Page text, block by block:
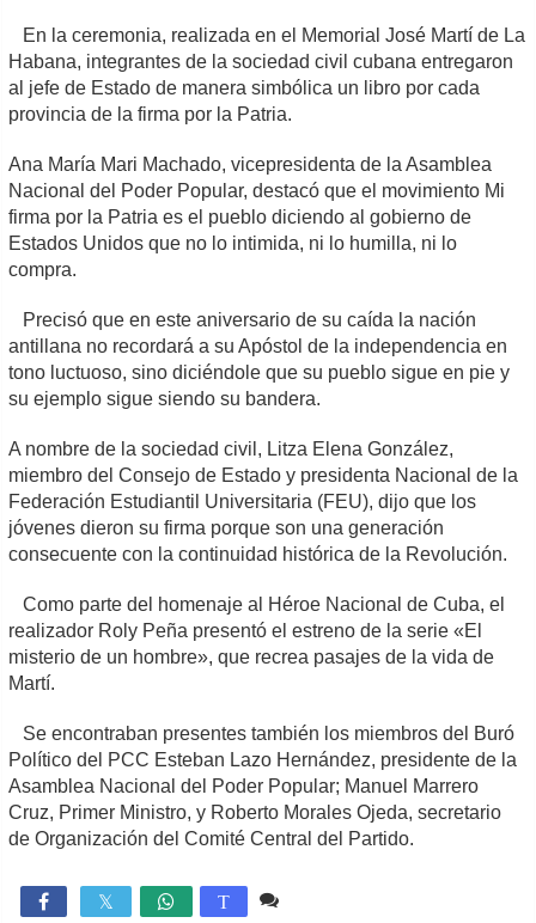
En la ceremonia, realizada en el Memorial José Martí de La
Habana, integrantes de la sociedad civil cubana entregaron
al jefe de Estado de manera simbólica un libro por cada
provincia de la firma por la Patria.
Ana María Mari Machado, vicepresidenta de la Asamblea
Nacional del Poder Popular, destacó que el movimiento Mi
firma por la Patria es el pueblo diciendo al gobierno de
Estados Unidos que no lo intimida, ni lo humilla, ni lo
compra.
Precisó que en este aniversario de su caída la nación
antillana no recordará a su Apóstol de la independencia en
tono luctuoso, sino diciéndole que su pueblo sigue en pie y
su ejemplo sigue siendo su bandera.
A nombre de la sociedad civil, Litza Elena González,
miembro del Consejo de Estado y presidenta Nacional de la
Federación Estudiantil Universitaria (FEU), dijo que los
jóvenes dieron su firma porque son una generación
consecuente con la continuidad histórica de la Revolución.
Como parte del homenaje al Héroe Nacional de Cuba, el
realizador Roly Peña presentó el estreno de la serie «El
misterio de un hombre», que recrea pasajes de la vida de
Martí.
Se encontraban presentes también los miembros del Buró
Político del PCC Esteban Lazo Hernández, presidente de la
Asamblea Nacional del Poder Popular; Manuel Marrero
Cruz, Primer Ministro, y Roberto Morales Ojeda, secretario
de Organización del Comité Central del Partido.
 T